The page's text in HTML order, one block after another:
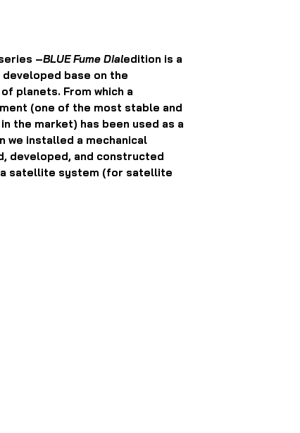
–BLUE Fume Dialedition is a
developed base on the
planets. From which a
(one of the most stable and
the market) has been used as a
we installed a mechanical
developed, and constructed
satellite system (for satellite